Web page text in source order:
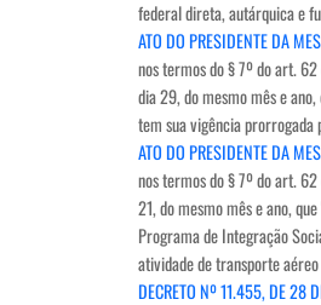
federal direta, autárquica e
ATO DO PRESIDENTE DA
nos termos do § 7º do art.
dia 29, do mesmo mês e
tem sua vigência prorrogada
ATO DO PRESIDENTE DA
nos termos do § 7º do art.
21, do mesmo mês e ano,
Programa de Integração
atividade de transporte
DECRETO Nº 11.455, DE 28